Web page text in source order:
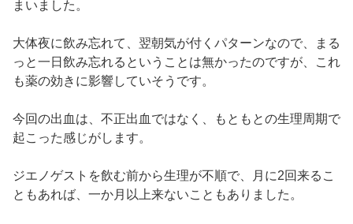
まいました。
大体夜に飲み忘れて、翌朝気が付くパターンなので、まる
っと一日飲み忘れるということは無かったのですが、これ
も薬の効きに影響していそうです。
今回の出血は、不正出血ではなく、もともとの生理周期で
起こった感じがします。
ジエノゲストを飲む前から生理が不順で、月に2回来るこ
ともあれば、一か月以上来ないこともありました。